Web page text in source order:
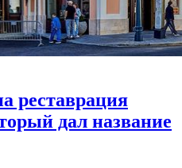
реставрация
дал название